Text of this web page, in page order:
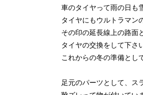
車のタイヤって雨の日も
タイヤにもウルトラマン
その印の延長線上の路面
タイヤの交換をして下さ
これからの冬の準備とし
足元のパーツとして、ス